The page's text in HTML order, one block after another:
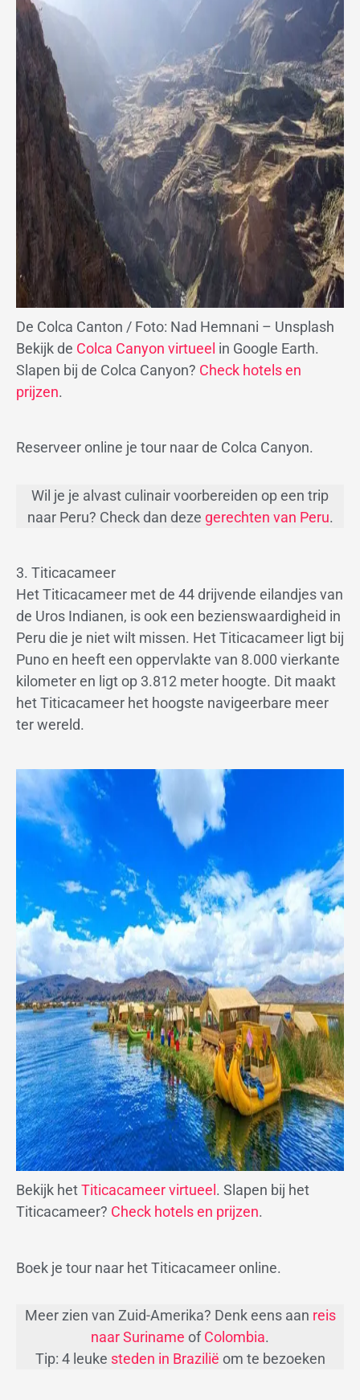
De Colca Canton / Foto: Nad Hemnani – Unsplash
Bekijk de Colca Canyon virtueel in Google Earth.
Slapen bij de Colca Canyon? Check hotels en
prijzen.
Reserveer online je tour naar de Colca Canyon.
Wil je je alvast culinair voorbereiden op een trip
naar Peru? Check dan deze gerechten van Peru.
3. Titicacameer
Het Titicacameer met de 44 drijvende eilandjes van
de Uros Indianen, is ook een bezienswaardigheid in
Peru die je niet wilt missen. Het Titicacameer ligt bij
Puno en heeft een oppervlakte van 8.000 vierkante
kilometer en ligt op 3.812 meter hoogte. Dit maakt
het Titicacameer het hoogste navigeerbare meer
ter wereld.
Bekijk hetTiticacameer virtueel . Slapen bij het
Titicacameer? Check hotels en prijzen.
Boek je tour naar het Titicacameer online.
Meer zien van Zuid-Amerika? Denk eens aan reis
naar Suriname ofColombia.
Tip: 4 leuke steden in Brazilië om te bezoeken